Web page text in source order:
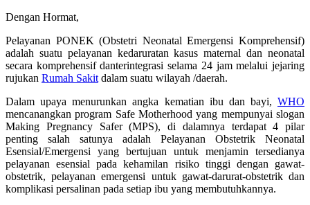
Dengan Hormat,
Pelayanan PONEK (Obstetri Neonatal Emergensi Komprehensif)
adalah suatu pelayanan kedaruratan kasus maternal dan neonatal
secara komprehensif danterintegrasi selama 24 jam melalui jejaring
rujukan Rumah Sakit dalam suatu wilayah /daerah.
Dalam upaya menurunkan angka kematian ibu dan bayi, WHO
mencanangkan program Safe Motherhood yang mempunyai slogan
Making Pregnancy Safer (MPS), di dalamnya terdapat 4 pilar
penting salah satunya adalah Pelayanan Obstetrik Neonatal
Esensial/Emergensi yang bertujuan untuk menjamin tersedianya
pelayanan esensial pada kehamilan risiko tinggi dengan gawat-
obstetrik, pelayanan emergensi untuk gawat-darurat-obstetrik dan
komplikasi persalinan pada setiap ibu yang membutuhkannya.